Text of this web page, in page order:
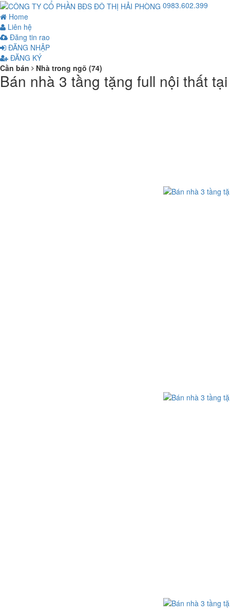
0983.602.399
Home
Liên hệ
Đăng tin rao
ĐĂNG NHẬP
ĐĂNG KÝ
Cần bán
Nhà trong ngõ (74)
Bán nhà 3 tầng tặng full nội thất